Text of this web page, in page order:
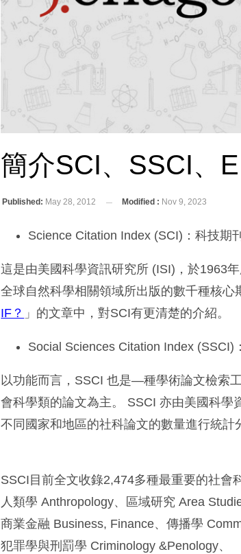
簡介SCI、SSCI、
Published: May 28, 2012 Modified : Nov 9, 2023
Science Citation Index (SCI)：科技期
這是由美國科學資訊研究所 (ISI)，於1963
全球自然科學相關領域所出版的數千種核心
IF？ 」的文章中，對SCI有更清楚的介紹。
Social Sciences Citation Index (SSCI)
以功能而言，SSCI 也是—種學術論文檢索
會科學類的論文為主。 SSCI 亦由美國科
不同國家和地區的社科論文的數量進行統計
SSCI目前全文收錄2,474多種最重要的社會
人類學 Anthropology、區域研究 Area
商業金融 Business, Finance、傳播學
犯罪學與刑罰學 Criminology &Penology、